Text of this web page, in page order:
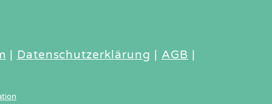
| Datenschutzerklärung | AGB |